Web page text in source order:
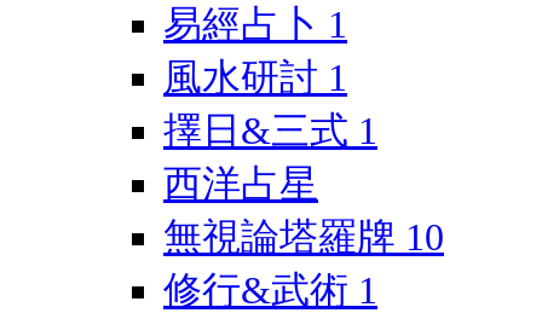
易經占卜 1
風水研討 1
擇日&三式 1
西洋占星
無視論塔羅牌 10
修行&武術 1